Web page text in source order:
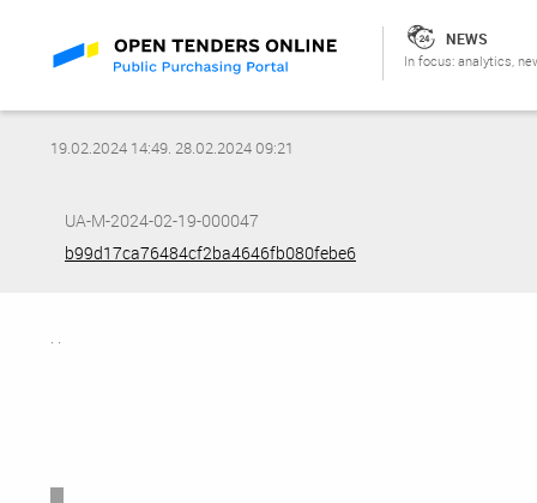
NEWS
In focus: analytics,
19.02.2024 14:49. 28.02.2024 09:21
UA-M-2024-02-19-000047
b99d17ca76484cf2ba4646fb080febe6
. .